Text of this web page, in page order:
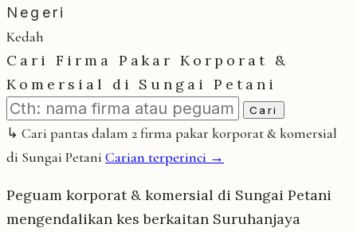
Negeri
Kedah
Cari Firma Pakar Korporat &
Komersial di Sungai Petani
Cari
↳ Cari pantas dalam 2 firma pakar korporat & komersial
di Sungai Petani Carian terperinci →
Peguam korporat & komersial di Sungai Petani
mengendalikan kes berkaitan Suruhanjaya